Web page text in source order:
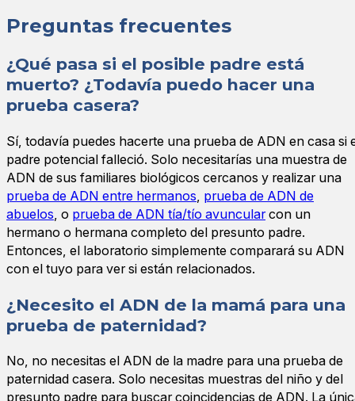
Preguntas frecuentes
¿Qué pasa si el posible padre está
muerto? ¿Todavía puedo hacer una
prueba casera?
Sí, todavía puedes hacerte una prueba de ADN en casa si
padre potencial falleció. Solo necesitarías una muestra de
ADN de sus familiares biológicos cercanos y realizar una
prueba de ADN entre hermanos prueba de ADN de
abuelos , o prueba de ADN tía/tío avuncularcon un
hermano o hermana completo del presunto padre.
Entonces, el laboratorio simplemente comparará su ADN
con el tuyo para ver si están relacionados.
¿Necesito el ADN de la mamá para una
prueba de paternidad?
No, no necesitas el ADN de la madre para una prueba de
paternidad casera. Solo necesitas muestras del niño y del
presunto padre para buscar coincidencias de ADN. La